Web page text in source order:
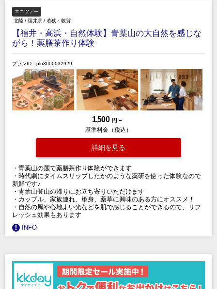
エコツアー
北陸 / 福井県 / 若狭・敦賀
【福井・高浜・自然体験】青葉山の大自然を感じな
がら！薬膳茶作り体験
プランID：pln3000032929
1,500 円 ～
基準料金（税込）
詳細を見る
・青葉山の麓で薬膳茶作り体験ができます
・時代劇にタイムスリップしたかのような薬研を使った体験なので
新鮮です♪
・青葉山登山の帰りにお立ち寄りいただけます
・カップル、家族連れ、単身、薬草に興味のある方にオススメ！
・自然の風や心地よい光などを肌で感じることができるので、リフ
レッシュ効果もあります
INFO